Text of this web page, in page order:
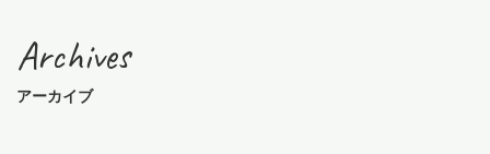
Archives
アーカイブ